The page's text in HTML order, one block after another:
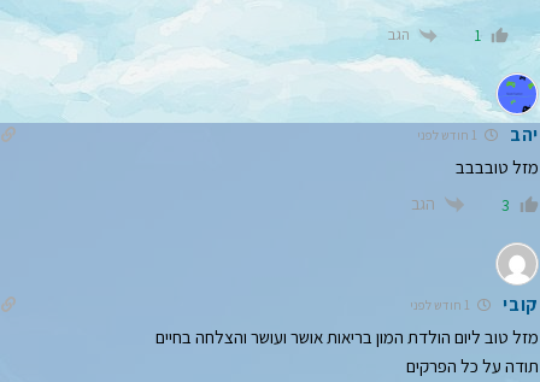
1 הגב
יהב
מזל טובבבב
3 הגב
קובי
מזל טוב ליום הולדת המון בריאות אושר ועושר והצלחה בחיים
תודה על כל הפרקים